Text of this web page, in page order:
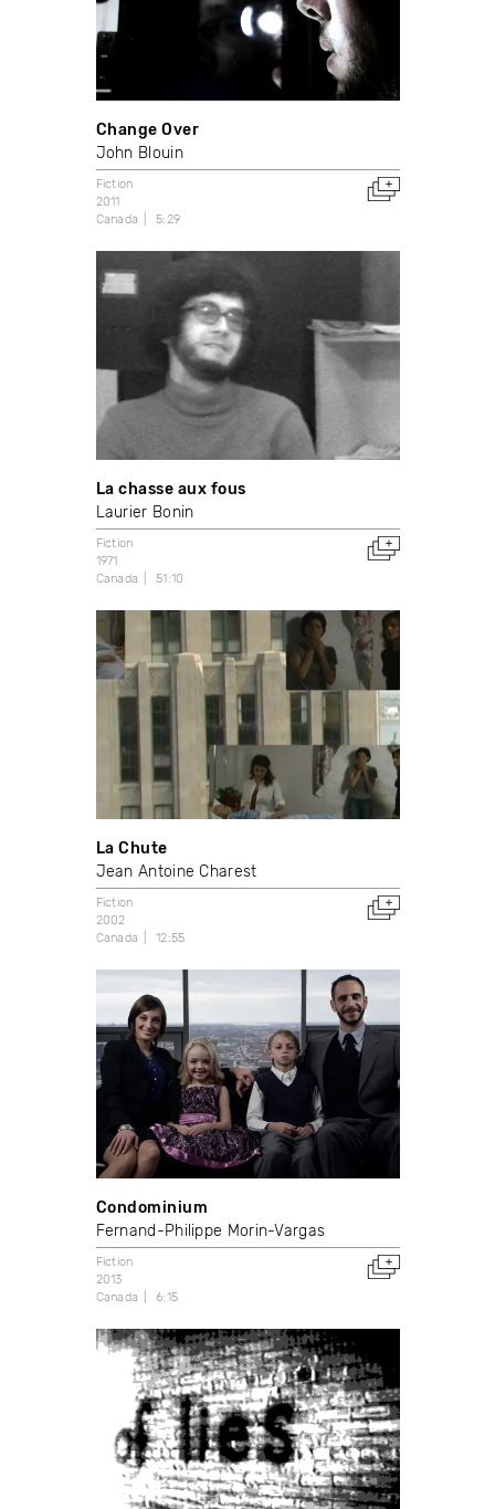
Change Over
John Blouin
Fiction
2011
Canada
5:29
La chasse aux fous
Laurier Bonin
Fiction
1971
Canada
51:10
La Chute
Jean Antoine Charest
Fiction
2002
Canada
12:55
Condominium
Fernand-Philippe Morin-Vargas
Fiction
2013
Canada
6:15